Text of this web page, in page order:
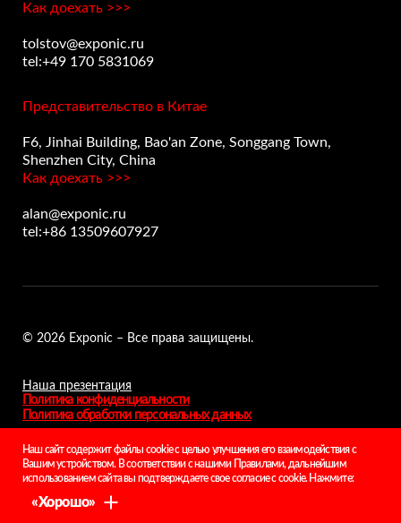
tolstov@exponic.ru
tel:+49 170 5831069
Как доехать >>>
Представительство в Китае
F6, Jinhai Building, Bao'an Zone, Songgang Town,
Shenzhen City, China
alan@exponic.ru
tel:+86 13509607927
Как доехать >>>
© 2026 Exponic – Все права защищены.
Наша презентация
Политика конфиденциальности
Политика обработки персональных данных
Разработка:
Наш сайт содержит файлы cookie с целью улучшения его взаимодействия с
Вашим устройством. В соответствии с нашими Правилами, дальнейшим
использованием сайта вы подтверждаете свое согласие с cookie. Нажмите:
«Хорошо»